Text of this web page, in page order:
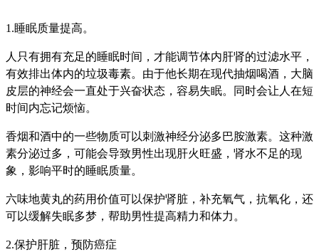
1.睡眠质量提高。
人只有拥有充足的睡眠时间，才能调节体内肝肾的过滤水平，
有效排出体内的垃圾毒素。由于他长期在现代抽烟喝酒，大脑
皮层的神经会一直处于兴奋状态，容易失眠。同时会让人在短
时间内忘记烦恼。
香烟和酒中的一些物质可以刺激神经分泌多巴胺激素。这种激
素分泌过多，可能会导致男性出现肝火旺盛，肾水不足的现
象，影响平时的睡眠质量。
六味地黄丸的药用价值可以保护肾脏，补充氧气，抗氧化，还
可以缓解失眠多梦，帮助男性提高精力和体力。
2.保护肝脏，预防癌症